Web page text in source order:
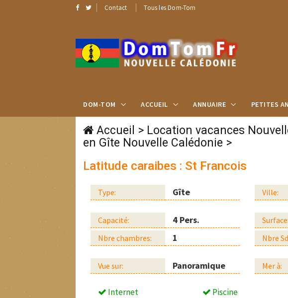
Contact Tous les Dom-Tom
DOM-TOM ACCUEIL ANNUAIRE PETITES
Accueil > Location vacances
en Gîte Nouvelle Calédonie >
Latitude caraibes : St Francois
Type: Gîte Ville:
Capacité: 4 Pers. Surface:
Nbre chambres: 1 Nbre
Vue sur: Panoramique Mer à:
Internet Piscine